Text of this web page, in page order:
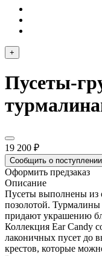
+
Пусеты-
19 200 ₽
Сообщить о поступлении
Оформить предзаказ
Описание
Пусеты выполнены из
позолотой.
придают украшению
Коллекция Ear Candy
лаконичных пусет до
крестов, которые